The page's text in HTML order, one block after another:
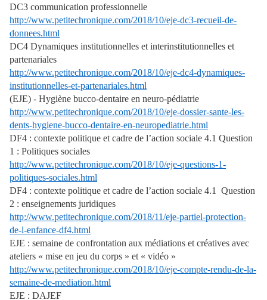
DC3 communication professionnelle
http://www.petitechronique.com/2018/10/eje-dc3-recueil-de-
donnees.html
DC4 Dynamiques institutionnelles et interinstitutionnelles et
partenariales
http://www.petitechronique.com/2018/10/eje-dc4-dynamiques-
institutionnelles-et-partenariales.html
(EJE) - Hygiène bucco-dentaire en neuro-pédiatrie
http://www.petitechronique.com/2018/10/eje-dossier-sante-les-
dents-hygiene-bucco-dentaire-en-neuropediatrie.html
DF4 : contexte politique et cadre de l’action sociale 4.1 Question
1 : Politiques sociales
http://www.petitechronique.com/2018/10/eje-questions-1-
politiques-sociales.html
DF4 : contexte politique et cadre de l’action sociale 4.1 Question
2 : enseignements juridiques
http://www.petitechronique.com/2018/11/eje-partiel-protection-
de-l-enfance-df4.html
EJE : semaine de confrontation aux médiations et créatives avec
ateliers « mise en jeu du corps » et « vidéo »
http://www.petitechronique.com/2018/10/eje-compte-rendu-de-la-
semaine-de-mediation.html
EJE : DAJEF